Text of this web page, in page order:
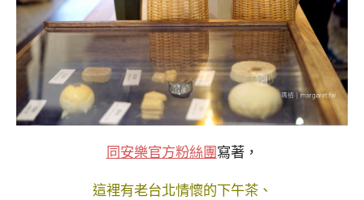
同安樂官方粉絲團 寫著，
這裡有老台北情懷的下午茶、